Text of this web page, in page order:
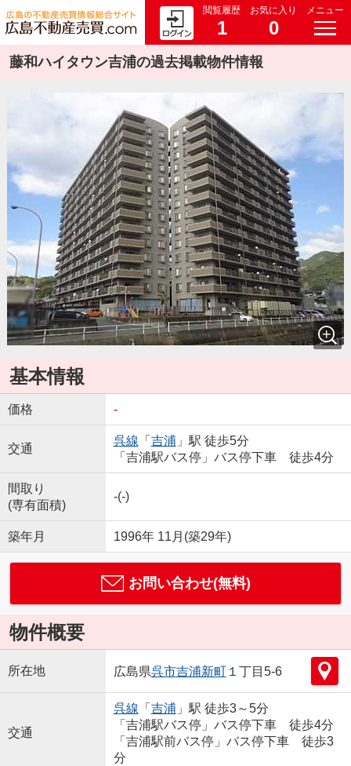
閲覧履歴
1
お気に入り
0
メニュー
藤和ハイタウン吉浦の過去掲載物件情報
基本情報
価格 -
交通
呉線 「 吉浦 」駅 徒歩5分
「吉浦駅バス停」バス停下車 徒歩4分
間取り
(専有面積)
-(-)
築年月 1996年 11月(築29年)
お問い合わせ(無料)
物件概要
所在地 広島県呉市吉浦新町１丁目5-6
交通
呉線 「 吉浦 」駅 徒歩3～5分
「吉浦駅バス停」バス停下車 徒歩4分
「吉浦駅前バス停」バス停下車 徒歩3
分